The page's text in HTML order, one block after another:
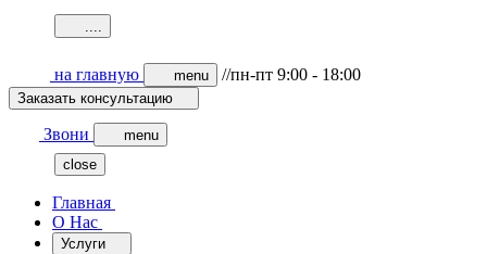
....
на главную menu //пн-пт 9:00 - 18:00
Заказать консультацию
Звони
menu
close
Главная
О Нас
Услуги